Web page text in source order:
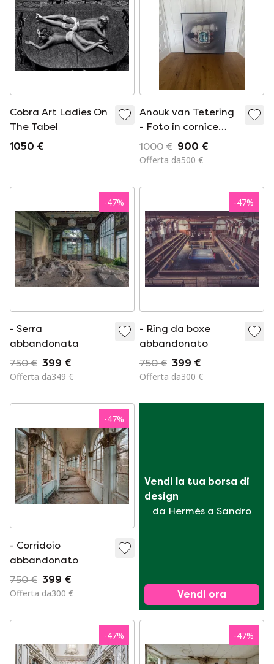
Cobra Art Ladies On
The Tabel
1050 €
Anouk van Tetering
- Foto in cornice
Sparkling Smile
1000 € 900 €
Offerta da500 €
-47%
- Serra
abbandonata
750 € 399 €
Offerta da349 €
-47%
- Ring da boxe
abbandonato
750 € 399 €
Offerta da300 €
-47%
- Corridoio
abbandonato
750 € 399 €
Offerta da300 €
Vendi la tua borsa di
design
da Hermès a Sandro
Vendi ora
-47% -47%